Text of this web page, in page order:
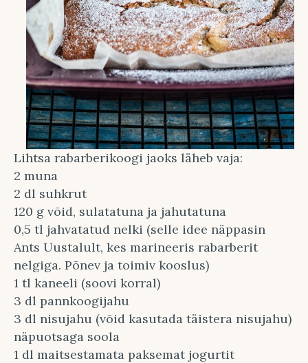
Lihtsa rabarberikoogi jaoks läheb vaja:
2 muna
2 dl suhkrut
120 g võid, sulatatuna ja jahutatuna
0,5 tl jahvatatud nelki (selle idee näppasin
Ants Uustalult, kes marineeris rabarberit
nelgiga. Põnev ja toimiv kooslus)
1 tl kaneeli (soovi korral)
3 dl pannkoogijahu
3 dl nisujahu (võid kasutada täistera nisujahu)
näpuotsaga soola
1 dl maitsestamata paksemat jogurtit